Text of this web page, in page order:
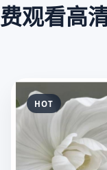
费观看高
HOT